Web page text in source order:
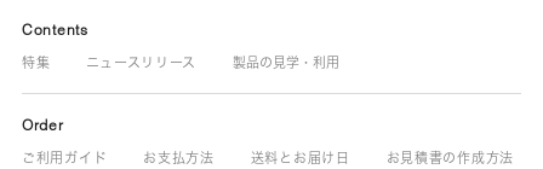
Contents
特集 ニュースリリース 製品の見学・利用
Order
ご利用ガイド お支払方法 送料とお届け日
お見積書の作成方法